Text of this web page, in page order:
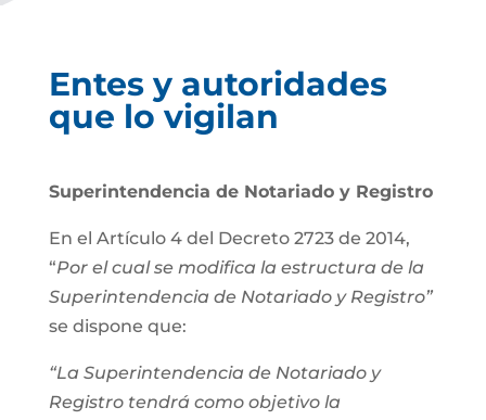
Entes y autoridades
que lo vigilan
Superintendencia de Notariado y Registro
En el Artículo 4 del Decreto 2723 de 2014,
“Por el cual se modifica la estructura de la
Superintendencia de Notariado y Registro”
se dispone que:
“La Superintendencia de Notariado y
Registro tendrá como objetivo la